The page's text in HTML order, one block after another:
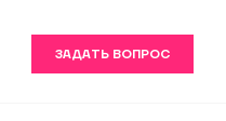
ЗАДАТЬ ВОПРОС